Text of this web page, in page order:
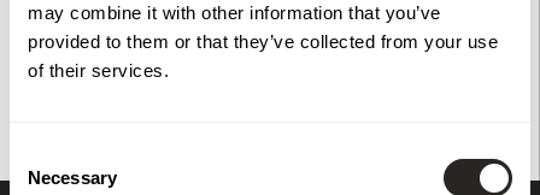
may combine it with other information that you’ve
provided to them or that they’ve collected from your use
of their services.
Selection
Necessary
Du har också tittat på